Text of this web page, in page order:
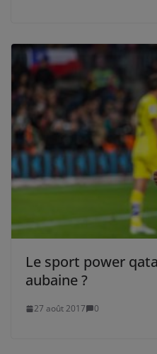
Le sport power
aubaine ?
27 août 2017 0